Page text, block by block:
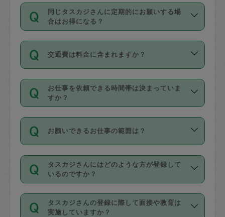
いません。
があり、レビュー件数、レビューの平均
値、などで除々に設定可能な最高額が上
がっていく仕組みになっています。
お支払方法はクレジットカード（Visa／
Master／JCB／AMERICAN EXPRESS／
Diners Club）のみとなります。
を行う際にご入力ください。プロフィー
ル登録時にはご入力いただかなくても大
丈夫です。
デビットカード・プリペイドカード（Vプ
リカ、au WALLETなど）は支払にはご利
銀行振込や現金払いも対応していませ
なお、タスカジさんの交通費も、依頼料
金のご請求と合わせてお支払いとなりま
動計算で表示されます。
同じタスカジさんに定期的にお願いする場
合はお得になる？
依頼には「スポット」と「定期（毎週｜
隔週）」があり、「定期」の依頼は「ス
ポット」よりお得な料金でご利用できま
す。
定期の最低利用回数は設けていない代わ
りに、一定数を超えたキャンセルは有償
（例：毎週定期の場合は３回以上のキャ
ンセルが有償（1200円、隔週定期の場合
は２回以上のキャンセルが有償（1200
交通費は料金に含まれますか？
交通費は依頼料金とは別途発生し、依頼
料金のご請求と合わせてお支払いとなり
ます。交通費の金額は「依頼の詳細」に
お仕事を依頼できる時間帯は決まっていま
すか？
時間帯は3種類あります。いずれも１回あ
たり３時間です。
・ＡＭ ９時～１２時
・ＰＭ １３時～１６時
・夜 １８時～２１時
開始時間を２時間前後変更することが可
お願いできるお仕事の範囲は？
掃除、整理収納、洗濯、買い物、料理、
作り置きです。タスカジさんによってで
きる仕事の範囲が異なりますので、依頼
する前にタスカジさんのプロフィールで
確認してください。
タスカジさんにはどのような方が登録して
いるのですか？
主婦として長年の家事経験をお持ちの
方、栄養士・調理師といった資格者で保
タスカジさんの登録に際して面接や教育は
実施していますか？